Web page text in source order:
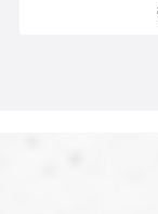
봐, 둘이서는 그 좁